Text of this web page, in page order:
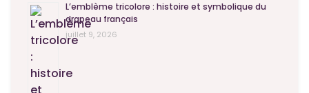
L’emblème tricolore : histoire et symbolique du
drapeau français
juillet 9, 2026